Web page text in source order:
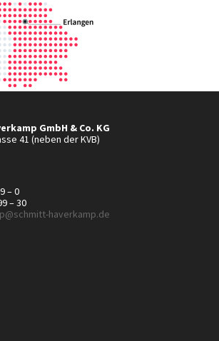
GmbH & Co. KG
41 (neben der KVB)
– 0
– 30
haverkamp.de